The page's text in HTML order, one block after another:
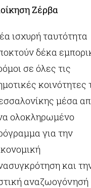
Ζέρβα
ισχυρή ταυτότητα
δέκα
σε όλες τις
κοινότητες
μέσα
ολοκληρωμένο
για την
και
αναζωογόνησή